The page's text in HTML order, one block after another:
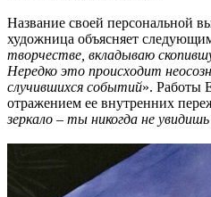
Название своей персональной
художница объясняет
творчестве, вкладываю
Нередко это происходит
случившихся событий». Работы
отражением ее внутренних
зеркало – ты никогда не